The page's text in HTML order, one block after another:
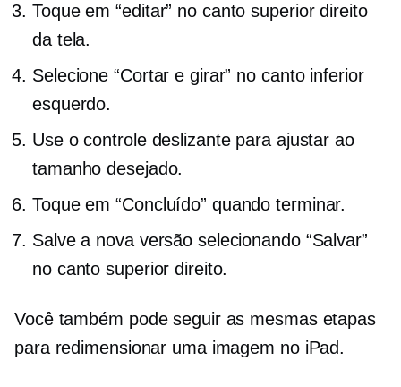
Toque em “editar” no canto superior direito
da tela.
Selecione “Cortar e girar” no canto inferior
esquerdo.
Use o controle deslizante para ajustar ao
tamanho desejado.
Toque em “Concluído” quando terminar.
Salve a nova versão selecionando “Salvar”
no canto superior direito.
Você também pode seguir as mesmas etapas
para redimensionar uma imagem no iPad.